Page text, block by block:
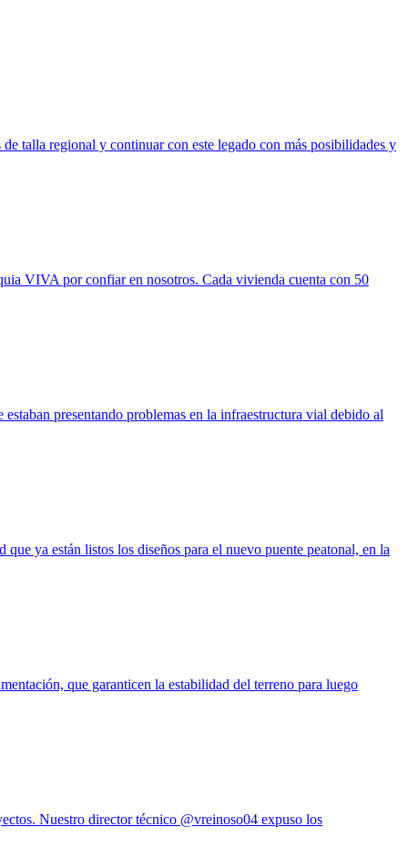
talla regional y continuar con este legado con más posibilidades y
VIVA por confiar en nosotros. Cada vivienda cuenta con 50
presentando problemas en la infraestructura vial debido al
ya están listos los diseños para el nuevo puente peatonal, en la
que garanticen la estabilidad del terreno para luego
Nuestro director técnico @vreinoso04 expuso los